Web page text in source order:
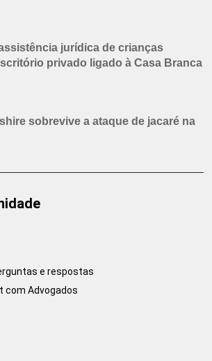
jurídica de crianças
privado ligado à Casa Branca
sobrevive a ataque de jacaré na
e respostas
com Advogados